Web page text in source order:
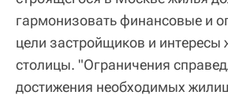
гармонизовать финансовые и
цели застройщиков и интересы
столицы. "Ограничения
достижения необходимых